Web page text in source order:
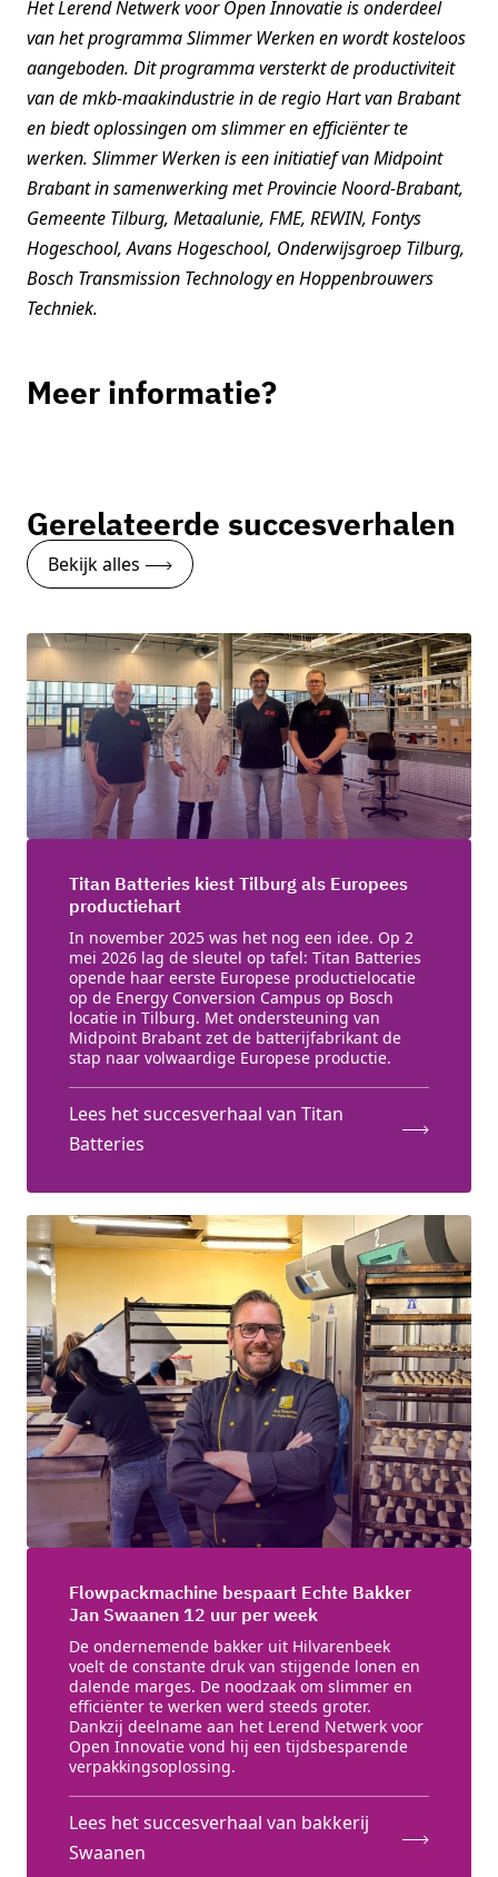
Het Lerend Netwerk voor Open Innovatie is onderdeel
van het programma Slimmer Werken en wordt kosteloos
aangeboden. Dit programma versterkt de productiviteit
van de mkb-maakindustrie in de regio Hart van Brabant
en biedt oplossingen om slimmer en efficiënter te
werken. Slimmer Werken is een initiatief van Midpoint
Brabant in samenwerking met Provincie Noord-Brabant,
Gemeente Tilburg, Metaalunie, FME, REWIN, Fontys
Hogeschool, Avans Hogeschool, Onderwijsgroep Tilburg,
Bosch Transmission Technology en Hoppenbrouwers
Techniek.
Meer informatie?
Neem contact op
Gerelateerde succesverhalen
Bekijk alles
Titan Batteries kiest Tilburg als Europees
productiehart
In november 2025 was het nog een idee. Op 2
mei 2026 lag de sleutel op tafel: Titan Batteries
opende haar eerste Europese productielocatie
op de Energy Conversion Campus op Bosch
locatie in Tilburg. Met ondersteuning van
Midpoint Brabant zet de batterijfabrikant de
stap naar volwaardige Europese productie.
Lees het succesverhaal van Titan
Batteries
Flowpackmachine bespaart Echte Bakker
Jan Swaanen 12 uur per week
De ondernemende bakker uit Hilvarenbeek
voelt de constante druk van stijgende lonen en
dalende marges. De noodzaak om slimmer en
efficiënter te werken werd steeds groter.
Dankzij deelname aan het Lerend Netwerk voor
Open Innovatie vond hij een tijdsbesparende
verpakkingsoplossing.
Lees het succesverhaal van bakkerij
Swaanen